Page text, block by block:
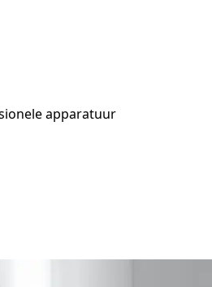
apparatuur